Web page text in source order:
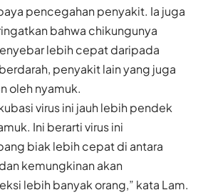
pencegahan penyakit. Ia juga
bahwa chikungunya
lebih cepat daripada
penyakit lain yang juga
oleh nyamuk.
virus ini jauh lebih pendek
Ini berarti virus ini
biak lebih cepat di antara
kemungkinan akan
lebih banyak orang,” kata Lam.